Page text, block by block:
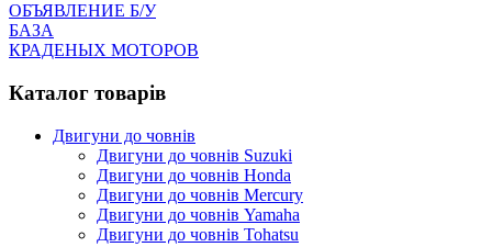
ОБЪЯВЛЕНИЕ Б/У
БАЗА
КРАДЕНЫХ МОТОРОВ
Каталог товарів
Двигуни до човнів
Двигуни до човнів Suzuki
Двигуни до човнів Honda
Двигуни до човнів Mercury
Двигуни до човнів Yamaha
Двигуни до човнів Tohatsu